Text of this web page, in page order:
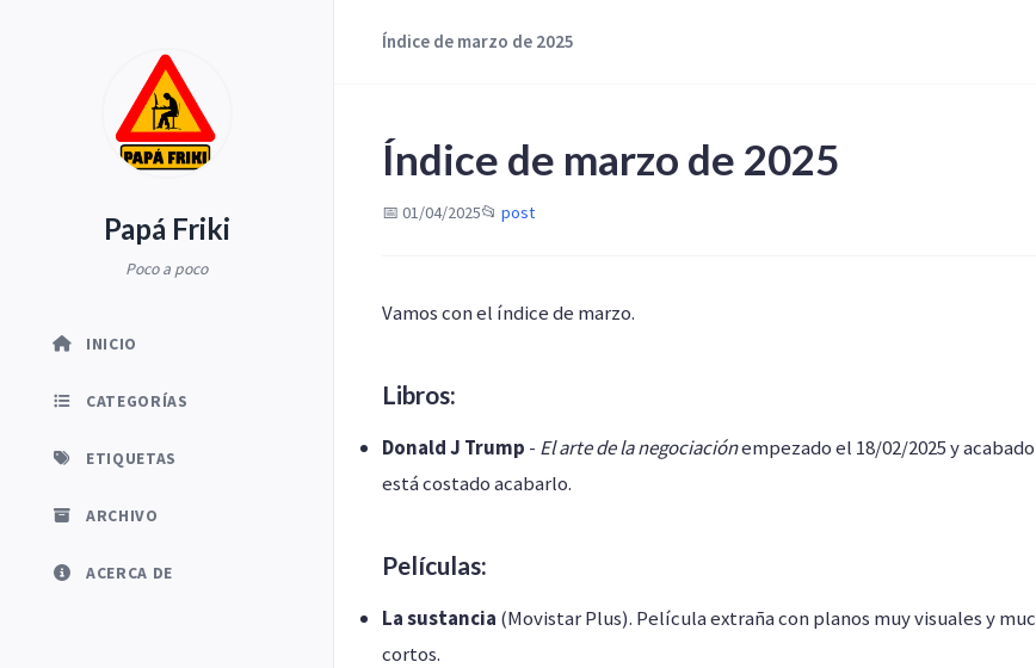
Papá Friki
Poco a poco
INICIO
CATEGORÍAS
ETIQUETAS
ARCHIVO
ACERCA DE
Índice de marzo de 2025
Índice de marzo de 2025
📅 01/04/2025📂 post
Vamos con el índice de marzo.
Libros:
Donald J Trump - El arte de la negociaciónempezado el 18/02/2025 y
está costado acabarlo.
Películas:
La sustancia (Movistar Plus). Película extraña con planos muy visuales y
cortos.